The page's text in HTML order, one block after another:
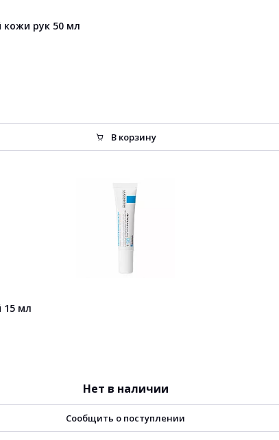
кожи рук 50 мл
В корзину
15 мл
Нет в наличии
Сообщить о поступлении